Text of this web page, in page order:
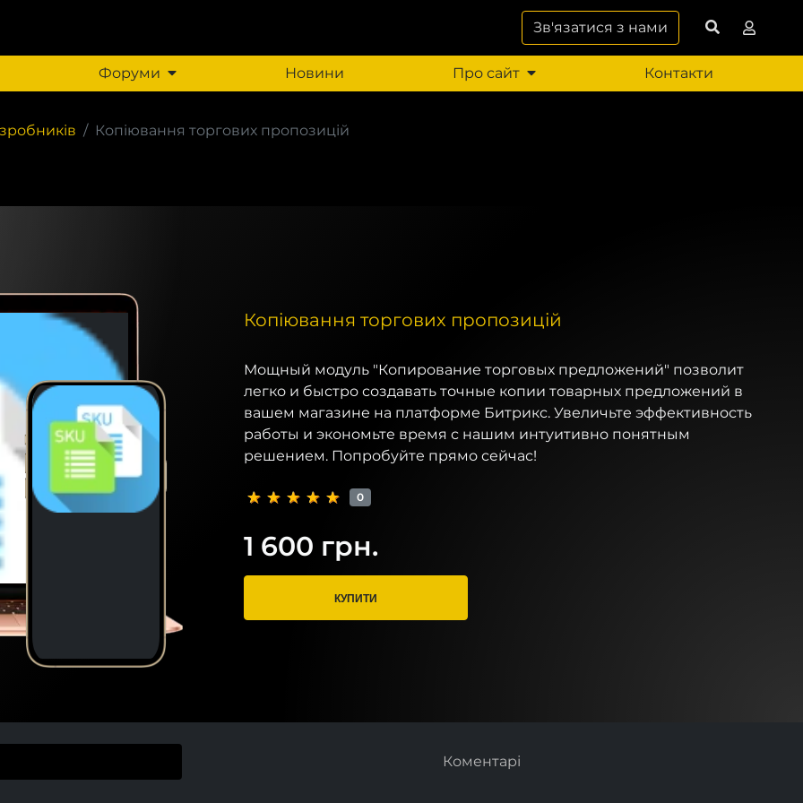
Зв'язатися з нами
Форуми Новини Про сайт Контакти
Копіювання торгових пропозицій
Копіювання торгових пропозицій
Мощный модуль "Копирование торговых предложений" позволит
легко и быстро создавать точные копии товарных предложений в
вашем магазине на платформе Битрикс. Увеличьте эффективность
работы и экономьте время с нашим интуитивно понятным
решением. Попробуйте прямо сейчас!
0
1 600 грн.
КУПИТИ
Коментарі